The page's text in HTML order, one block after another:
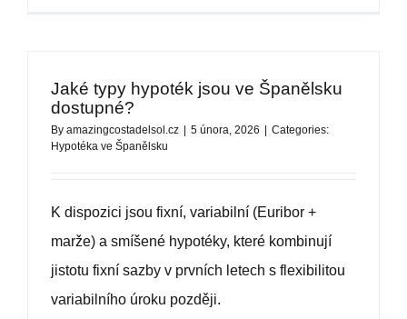
Jaké typy hypoték jsou ve Španělsku
dostupné?
By amazingcostadelsol.cz 5 února, 2026
Categories:
Hypotéka ve Španělsku
K dispozici jsou fixní, variabilní (Euribor +
marže) a smíšené hypotéky, které kombinují
jistotu fixní sazby v prvních letech s flexibilitou
variabilního úroku později.